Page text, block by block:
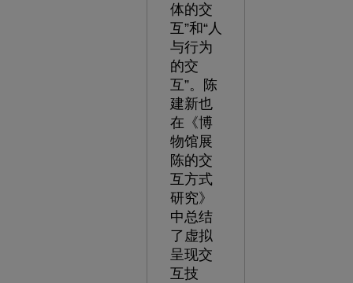
体的交
互”和“人
与行为
的交
互”。陈
建新也
在《博
物馆展
陈的交
互方式
研究》
中总结
了虚拟
呈现交
互技